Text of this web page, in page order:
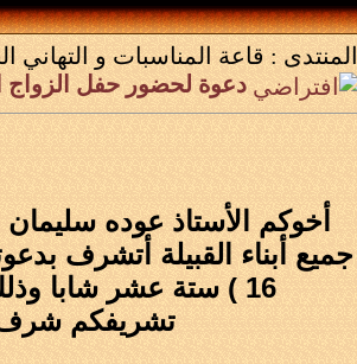
المنتدى : قاعة المناسبات و التهاني
دعوة لحضور حفل الزواج
أخوكم الأستاذ عوده
جميع أبناء القبيلة أتشرف
16 ) ستة عشر شابا وذلك يوم الجمعه ليلة السبت الموافق 2/6/1437 في أشواق إن شاء الله .
تشريفكم شرف